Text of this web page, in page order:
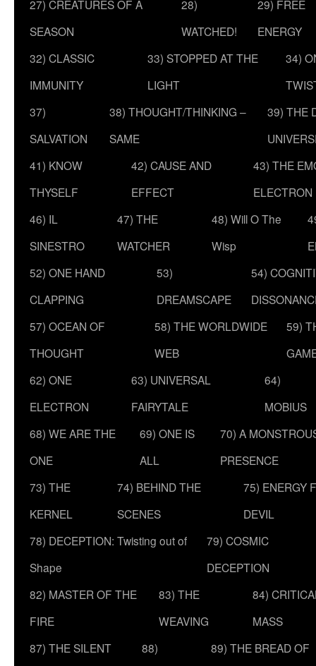
27) CREATURES OF A
SEASON
28)
WATCHED!
29) FREE
ENERGY
32) CLASSIC
IMMUNITY
33) STOPPED AT THE
LIGHT
34)
37)
SALVATION
38) THOUGHT/THINKING –
SAME
39) THE
41) KNOW
THYSELF
42) CAUSE AND
EFFECT
43) THE
ELECTRON
46) IL
SINESTRO
47) THE
WATCHER
48) Will O The
Wisp
52) ONE HAND
CLAPPING
53)
DREAMSCAPE
54)
57) OCEAN OF
THOUGHT
58) THE WORLDWIDE
WEB
59)
62) ONE
ELECTRON
63) UNIVERSAL
FAIRYTALE
64)
MOBIUS
68) WE ARE THE
ONE
69) ONE IS
ALL
70) A
PRESENCE
73) THE
KERNEL
74) BEHIND THE
SCENES
75) ENERGY
DEVIL
78) DECEPTION: Twisting out of
Shape
79) COSMIC
DECEPTION
82) MASTER OF THE
FIRE
83) THE
WEAVING
84)
MASS
87) THE SILENT
88)
89) THE BREAD OF